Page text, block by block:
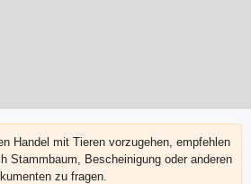
Handel mit Tieren vorzugehen, empfehlen
Stammbaum, Bescheinigung oder anderen
zu fragen.